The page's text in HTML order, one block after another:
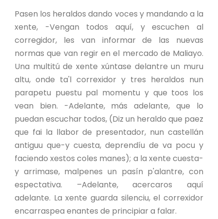
Pasen los heraldos dando voces y mandando a la
xente, -Vengan todos aquí, y escuchen al
corregidor, les van informar de las nuevas
normas que van regir en el mercado de Maliayo.
Una multitú de xente xúntase delantre un muru
altu, onde ta'l correxidor y tres heraldos nun
parapetu puestu pal momentu y que toos los
vean bien. -Adelante, más adelante, que lo
puedan escuchar todos, (Diz un heraldo que paez
que fai la llabor de presentador, nun castellán
antiguu que-y cuesta, deprendíu de va pocu y
faciendo xestos coles manes); a la xente cuesta-
y arrimase, malpenes un pasín p'alantre, con
espectativa. –Adelante, acercaros aquí
adelante. La xente guarda silenciu, el correxidor
encarraspea enantes de principiar a falar.